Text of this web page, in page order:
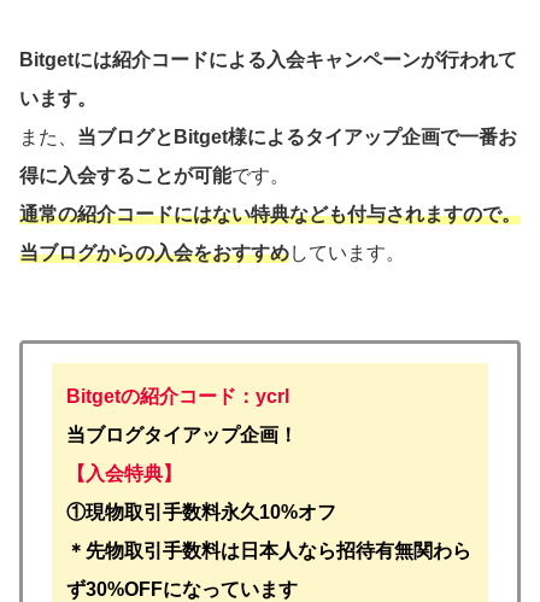
Bitgetには紹介コードによる入会キャンペーンが行われて
います。
また、 当ブログとBitget様によるタイアップ企画で一番お
得に入会することが可能です。
通常の紹介コードにはない特典なども付与されますので。
当ブログからの入会をおすすめしています。
Bitgetの紹介コード：ycrl
当ブログタイアップ企画！
【入会特典】
①現物取引手数料永久10%オフ
＊先物取引手数料は日本人なら招待有無関わら
ず30%OFFになっています